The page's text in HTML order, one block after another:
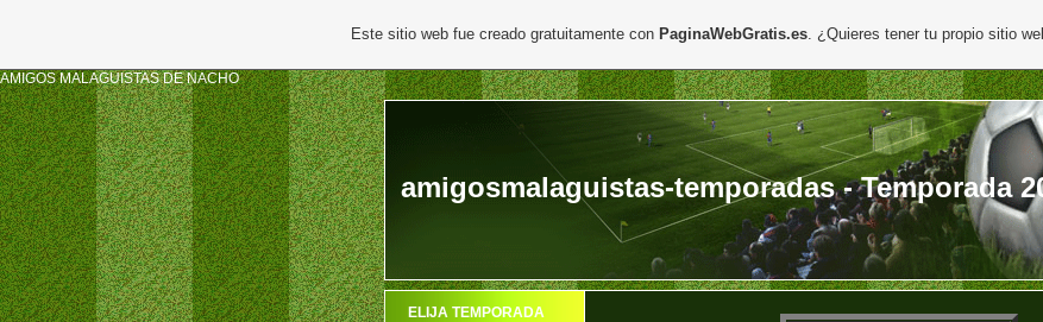
AMIGOS MALAGUISTAS DE NACHO
amigosmalaguistas-temporadas - Temporada
ELIJA TEMPORADA
Este sitio web fue creado gratuitamente con PaginaWebGratis.es. ¿Quieres tener tu propio sitio